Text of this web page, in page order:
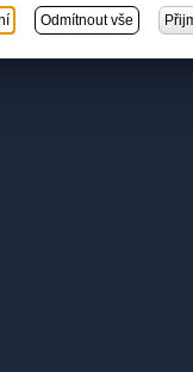
Odmítnout vše